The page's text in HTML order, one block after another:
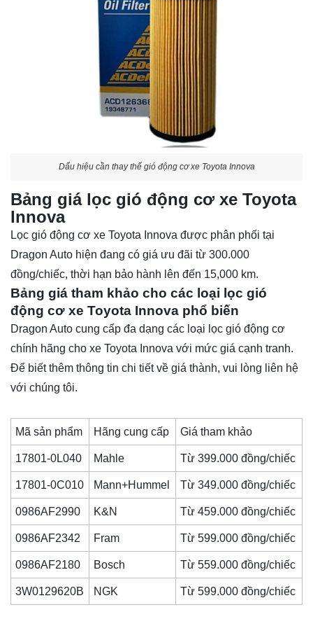
Dấu hiệu cần thay thế gió động cơ xe Toyota Innova
Bảng giá lọc gió động cơ xe Toyota
Innova
Lọc gió động cơ xe Toyota Innova được phân phối tại
Dragon Auto hiện đang có giá ưu đãi từ 300.000
đồng/chiếc, thời hạn bảo hành lên đến 15,000 km.
Bảng giá tham khảo cho các loại lọc gió
động cơ xe Toyota Innova phổ biến
Dragon Auto cung cấp đa dạng các loại lọc gió động cơ
chính hãng cho xe Toyota Innova với mức giá cạnh tranh.
Để biết thêm thông tin chi tiết về giá thành, vui lòng liên hệ
với chúng tôi.
Mã sản phẩm Hãng cung cấp Giá tham khảo
17801-0L040 Mahle Từ 399.000 đồng/chiếc
17801-0C010 Mann+Hummel Từ 349.000 đồng/chiếc
0986AF2990 K&N Từ 459.000 đồng/chiếc
0986AF2342 Fram Từ 599.000 đồng/chiếc
0986AF2180 Bosch Từ 559.000 đồng/chiếc
3W0129620B NGK Từ 599.000 đồng/chiếc